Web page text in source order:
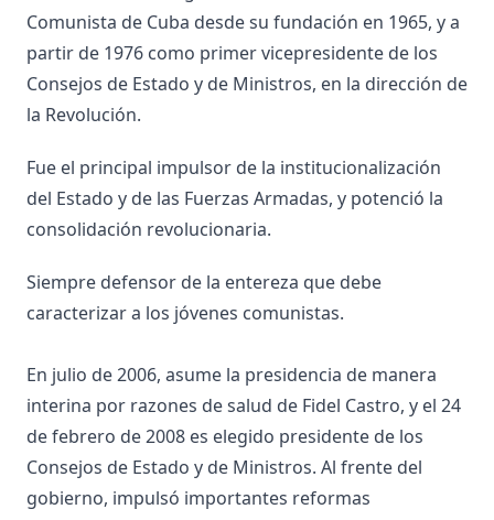
Comunista de Cuba desde su fundación en 1965, y a
partir de 1976 como primer vicepresidente de los
Consejos de Estado y de Ministros, en la dirección de
la Revolución.
Fue el principal impulsor de la institucionalización
del Estado y de las Fuerzas Armadas, y potenció la
consolidación revolucionaria.
Siempre defensor de la entereza que debe
caracterizar a los jóvenes comunistas.
En julio de 2006, asume la presidencia de manera
interina por razones de salud de Fidel Castro, y el 24
de febrero de 2008 es elegido presidente de los
Consejos de Estado y de Ministros. Al frente del
gobierno, impulsó importantes reformas